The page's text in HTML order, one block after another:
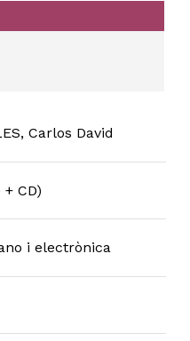
Carlos David
CD)
i electrònica